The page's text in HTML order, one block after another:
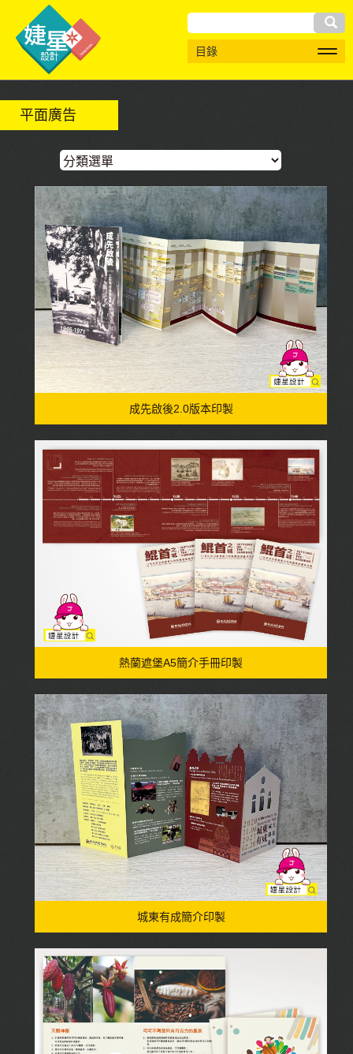
目錄
搜
尋
平面廣告
成先啟後2.0版本印製
熱蘭遮堡A5簡介手冊印製
城東有成簡介印製